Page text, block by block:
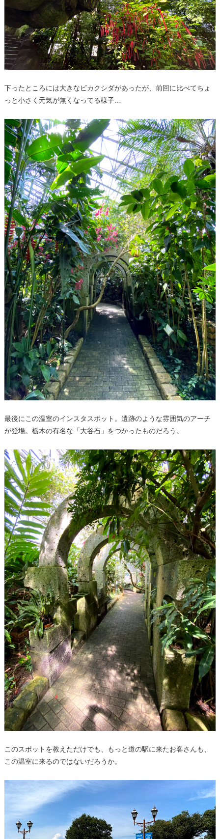
下ったところには大きなビカクシダがあったが、前回に比べてちょ
っと小さく元気が無くなってる様子…
最後にこの温室のインスタスポット。遺跡のような雰囲気のアーチ
が登場。栃木の有名な「大谷石」をつかったものだろう。
このスポットを教えただけでも、もっと道の駅に来たお客さんも、
この温室に来るのではないだろうか。